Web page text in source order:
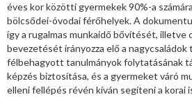
éves kor közötti gyermekek 90%-a
bölcsődei-óvodai férőhelyek. A
így a rugalmas munkaidő bővítését, illetve
bevezetését irányozza elő a nagycsaládok
félbehagyott tanulmányok folytatásának
képzés biztosítása, és a gyermeket váró
elleni fellépés révén kíván segíteni a korai